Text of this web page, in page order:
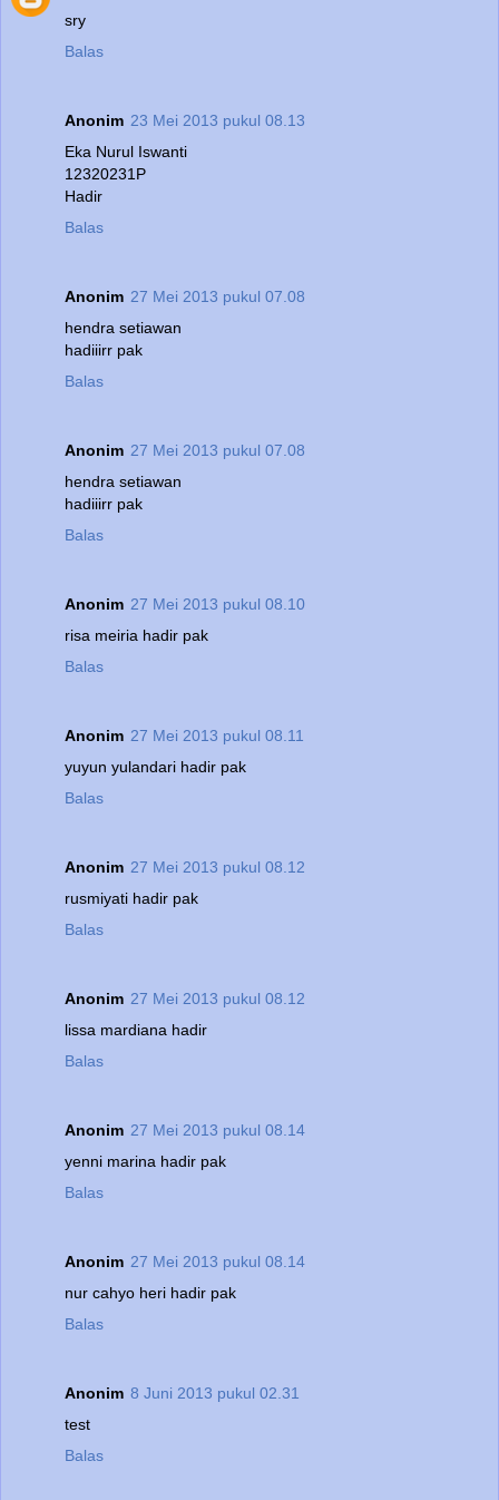
sry
Balas
Anonim 23 Mei 2013 pukul 08.13
Eka Nurul Iswanti
12320231P
Hadir
Balas
Anonim 27 Mei 2013 pukul 07.08
hendra setiawan
hadiiirr pak
Balas
Anonim 27 Mei 2013 pukul 07.08
hendra setiawan
hadiiirr pak
Balas
Anonim 27 Mei 2013 pukul 08.10
risa meiria hadir pak
Balas
Anonim 27 Mei 2013 pukul 08.11
yuyun yulandari hadir pak
Balas
Anonim 27 Mei 2013 pukul 08.12
rusmiyati hadir pak
Balas
Anonim 27 Mei 2013 pukul 08.12
lissa mardiana hadir
Balas
Anonim 27 Mei 2013 pukul 08.14
yenni marina hadir pak
Balas
Anonim 27 Mei 2013 pukul 08.14
nur cahyo heri hadir pak
Balas
Anonim 8 Juni 2013 pukul 02.31
test
Balas